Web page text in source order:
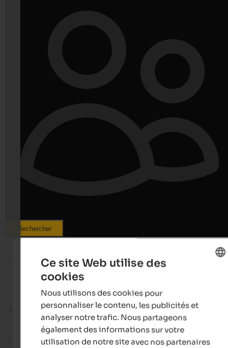
Rechercher
from 89 €
Wirtshaushotel Alpenrose
Plan de Corones Valdaora
Webcam à Valdaora
Ce site Web utilise des
cookies
Nous utilisons des cookies pour
personnaliser le contenu, les publicités et
analyser notre trafic. Nous partageons
également des informations sur votre
utilisation de notre site avec nos partenaires